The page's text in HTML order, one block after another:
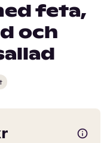
feta,
och